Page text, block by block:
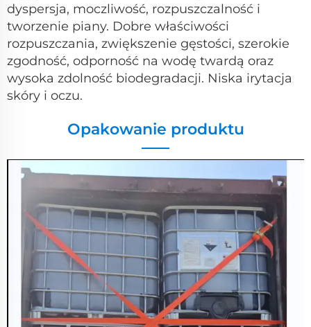
dyspersja, moczliwość, rozpuszczalność i
tworzenie piany. Dobre właściwości
rozpuszczania, zwiększenie gęstości, szerokie
zgodność, odporność na wodę twardą oraz
wysoka zdolność biodegradacji. Niska irytacja
skóry i oczu.
Opakowanie produktu